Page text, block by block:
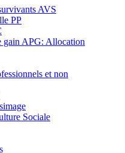
AVS
PP
gain APG: Allocation
et non
Sociale